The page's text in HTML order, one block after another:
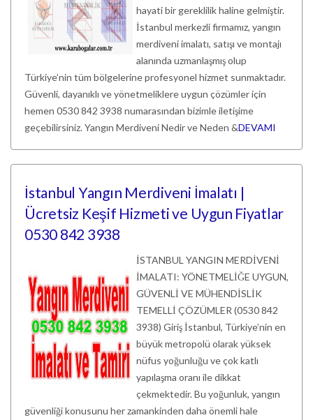
hayati bir gereklilik haline gelmiştir.
İstanbul merkezli firmamız, yangın
merdiveni imalatı, satışı ve montajı
alanında uzmanlaşmış olup
Türkiye’nin tüm bölgelerine profesyonel hizmet sunmaktadır.
Güvenli, dayanıklı ve yönetmeliklere uygun çözümler için
hemen 0530 842 3938 numarasından bizimle iletişime
geçebilirsiniz. Yangın Merdiveni Nedir ve Neden &DEVAMI
İstanbul Yangın Merdiveni İmalatı |
Ücretsiz Keşif Hizmeti ve Uygun Fiyatlar
0530 842 3938
İSTANBUL YANGIN MERDİVENİ
İMALATI: YÖNETMELİĞE UYGUN,
GÜVENLİ VE MÜHENDİSLİK
TEMELLİ ÇÖZÜMLER (0530 842
3938) Giriş İstanbul, Türkiye’nin en
büyük metropolü olarak yüksek
nüfus yoğunluğu ve çok katlı
yapılaşma oranı ile dikkat
çekmektedir. Bu yoğunluk, yangın
güvenliği konusunu her zamankinden daha önemli hale